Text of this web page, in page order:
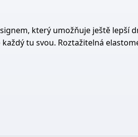
který umožňuje ještě lepší
tu svou. Roztažitelná